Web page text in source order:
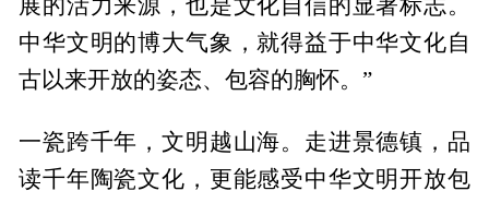
展的活力来源，也是文化自信的显著标志。
中华文明的博大气象，就得益于中华文化自
古以来开放的姿态、包容的胸怀。”
一瓷跨千年，文明越山海。走进景德镇，品
读千年陶瓷文化，更能感受中华文明开放包